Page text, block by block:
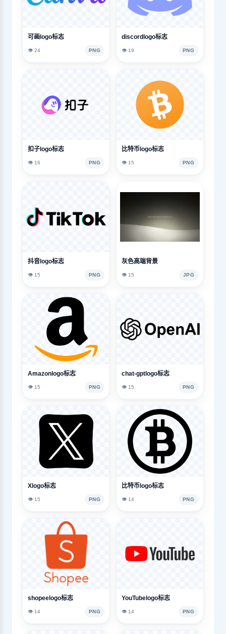
可画logo标志
👁️ 24 PNG
discordlogo标志
👁️ 19 PNG
扣子logo标志
👁️ 16 PNG
比特币logo标志
👁️ 15 PNG
抖音logo标志
👁️ 15 PNG
灰色高端背景
👁️ 15 JPG
Amazonlogo标志
👁️ 15 PNG
chat-gptlogo标志
👁️ 15 PNG
Xlogo标志
👁️ 15 PNG
比特币logo标志
👁️ 14 PNG
shopeelogo标志
👁️ 14 PNG
YouTubelogo标志
👁️ 14 PNG